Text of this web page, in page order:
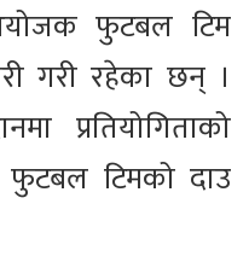
फुटबल टिम
गरी रहेका छन् ।
प्रतियोगिताको
टिमको दाउ